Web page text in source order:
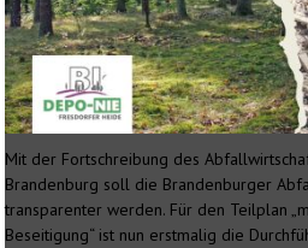
Mit der Fortschreibung des
Brandenburg soll die Brandenburger
transparenter werden. Für den Teilplan
Beseitigung“ ist nun erstmalig die